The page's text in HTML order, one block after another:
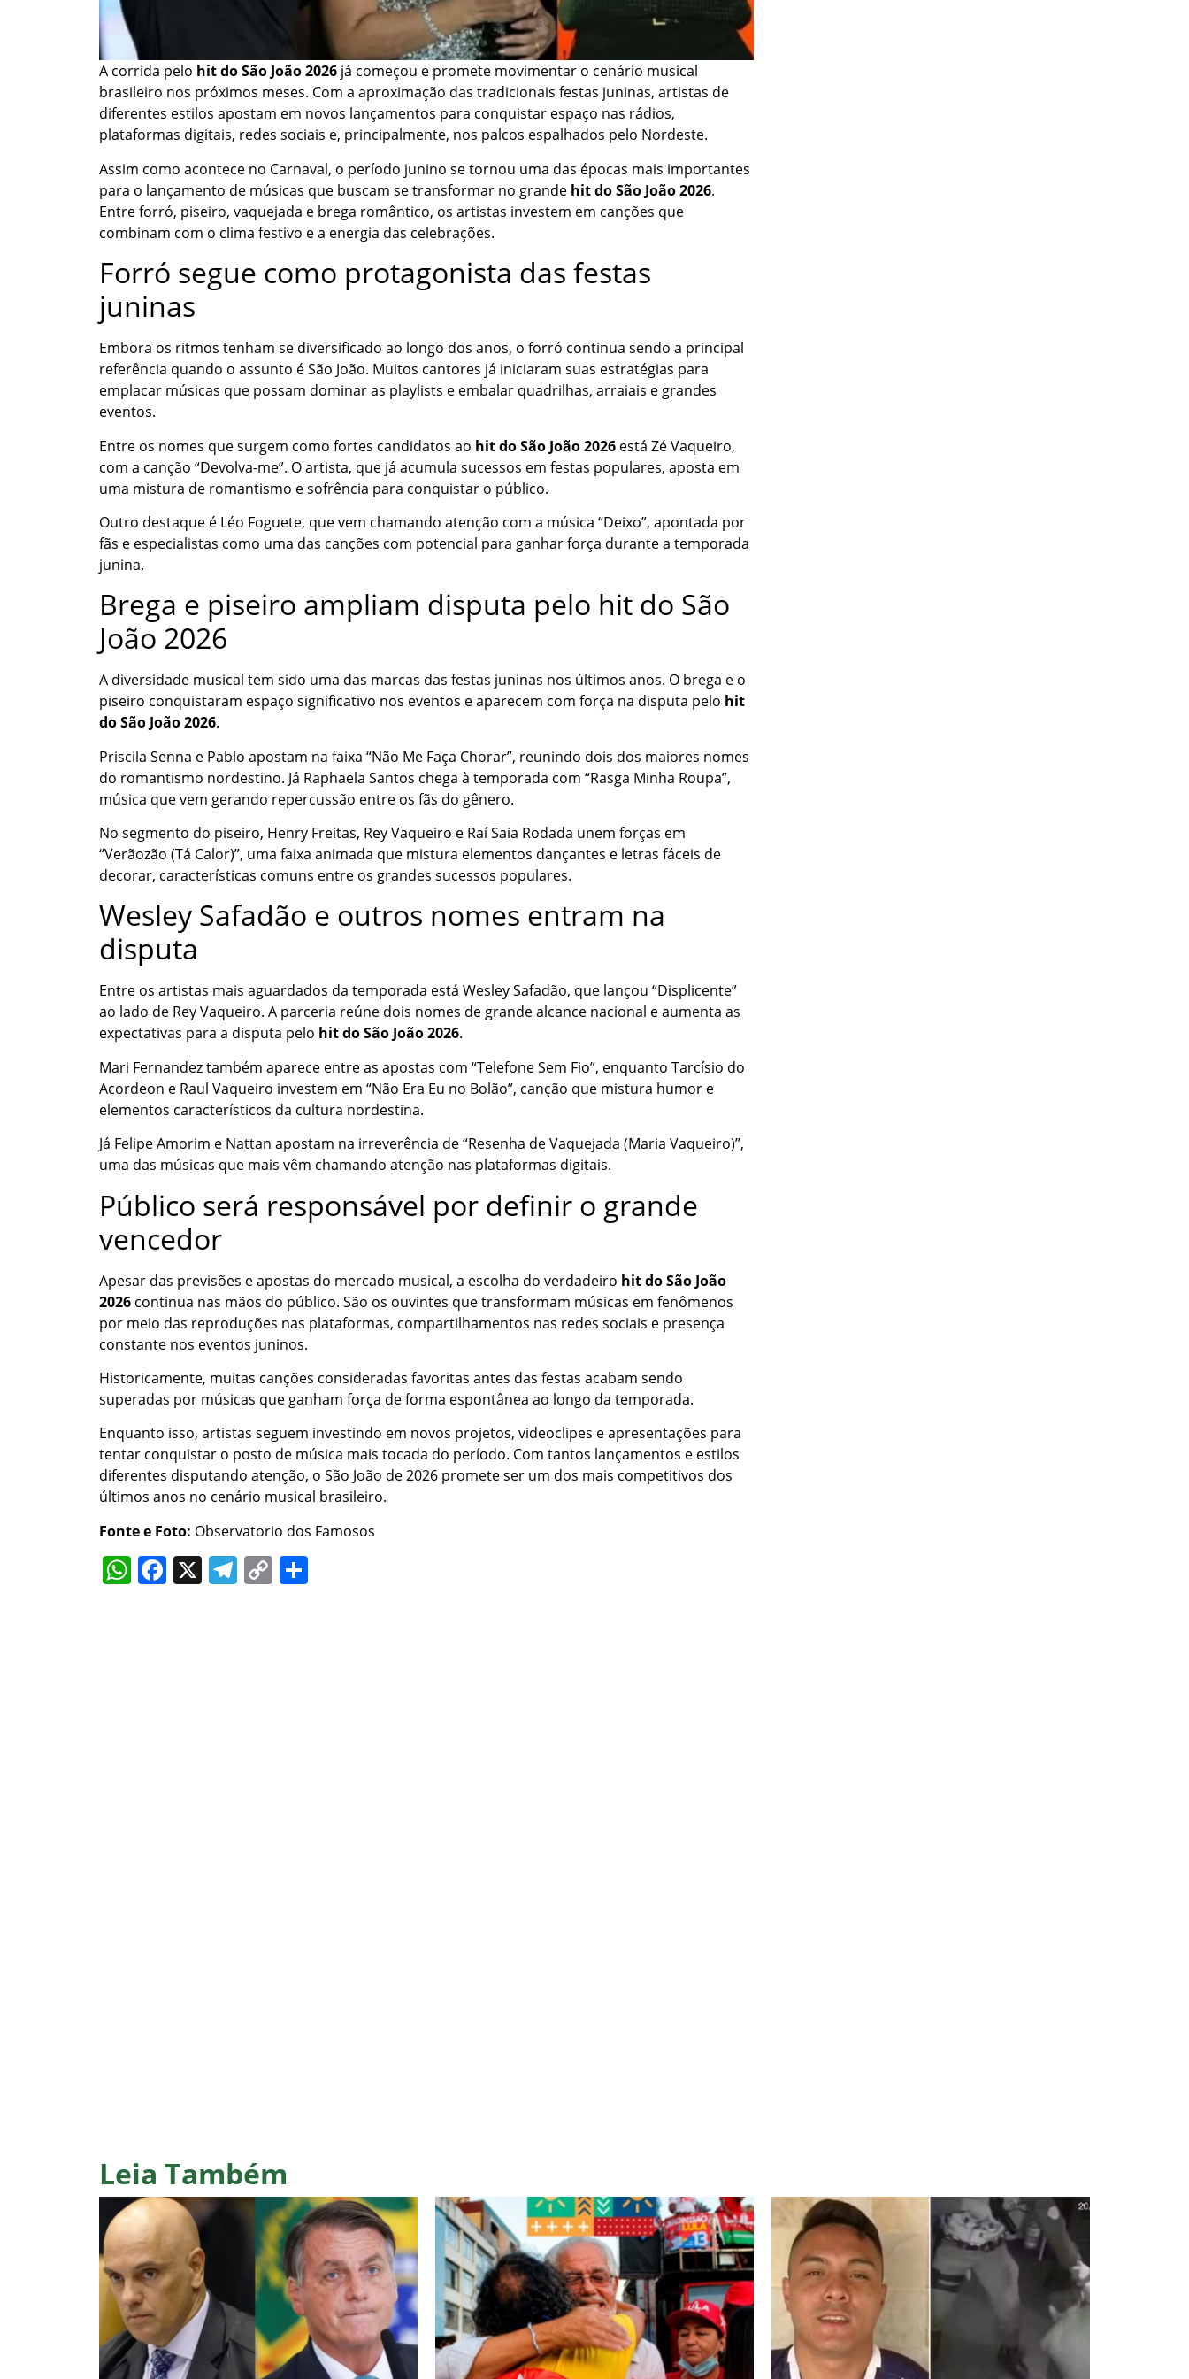
A corrida pelo hit do São João 2026 já começou e promete movimentar o cenário musical
brasileiro nos próximos meses. Com a aproximação das tradicionais festas juninas, artistas de
diferentes estilos apostam em novos lançamentos para conquistar espaço nas rádios,
plataformas digitais, redes sociais e, principalmente, nos palcos espalhados pelo Nordeste.
Assim como acontece no Carnaval, o período junino se tornou uma das épocas mais importantes
para o lançamento de músicas que buscam se transformar no grande hit do São João 2026.
Entre forró, piseiro, vaquejada e brega romântico, os artistas investem em canções que
combinam com o clima festivo e a energia das celebrações.
Forró segue como protagonista das festas
juninas
Embora os ritmos tenham se diversificado ao longo dos anos, o forró continua sendo a principal
referência quando o assunto é São João. Muitos cantores já iniciaram suas estratégias para
emplacar músicas que possam dominar as playlists e embalar quadrilhas, arraiais e grandes
eventos.
Entre os nomes que surgem como fortes candidatos ao hit do São João 2026 está Zé Vaqueiro,
com a canção “Devolva-me”. O artista, que já acumula sucessos em festas populares, aposta em
uma mistura de romantismo e sofrência para conquistar o público.
Outro destaque é Léo Foguete, que vem chamando atenção com a música “Deixo”, apontada por
fãs e especialistas como uma das canções com potencial para ganhar força durante a temporada
junina.
Brega e piseiro ampliam disputa pelo hit do São
João 2026
A diversidade musical tem sido uma das marcas das festas juninas nos últimos anos. O brega e o
piseiro conquistaram espaço significativo nos eventos e aparecem com força na disputa pelo hit
do São João 2026.
Priscila Senna e Pablo apostam na faixa “Não Me Faça Chorar”, reunindo dois dos maiores nomes
do romantismo nordestino. Já Raphaela Santos chega à temporada com “Rasga Minha Roupa”,
música que vem gerando repercussão entre os fãs do gênero.
No segmento do piseiro, Henry Freitas, Rey Vaqueiro e Raí Saia Rodada unem forças em
“Verãozão (Tá Calor)”, uma faixa animada que mistura elementos dançantes e letras fáceis de
decorar, características comuns entre os grandes sucessos populares.
Wesley Safadão e outros nomes entram na
disputa
Entre os artistas mais aguardados da temporada está Wesley Safadão, que lançou “Displicente”
ao lado de Rey Vaqueiro. A parceria reúne dois nomes de grande alcance nacional e aumenta as
expectativas para a disputa pelo hit do São João 2026.
Mari Fernandez também aparece entre as apostas com “Telefone Sem Fio”, enquanto Tarcísio do
Acordeon e Raul Vaqueiro investem em “Não Era Eu no Bolão”, canção que mistura humor e
elementos característicos da cultura nordestina.
Já Felipe Amorim e Nattan apostam na irreverência de “Resenha de Vaquejada (Maria Vaqueiro)”,
uma das músicas que mais vêm chamando atenção nas plataformas digitais.
Público será responsável por definir o grande
vencedor
Apesar das previsões e apostas do mercado musical, a escolha do verdadeiro hit do São João
2026 continua nas mãos do público. São os ouvintes que transformam músicas em fenômenos
por meio das reproduções nas plataformas, compartilhamentos nas redes sociais e presença
constante nos eventos juninos.
Historicamente, muitas canções consideradas favoritas antes das festas acabam sendo
superadas por músicas que ganham força de forma espontânea ao longo da temporada.
Enquanto isso, artistas seguem investindo em novos projetos, videoclipes e apresentações para
tentar conquistar o posto de música mais tocada do período. Com tantos lançamentos e estilos
diferentes disputando atenção, o São João de 2026 promete ser um dos mais competitivos dos
últimos anos no cenário musical brasileiro.
Fonte e Foto: Observatorio dos Famosos
WhatsApp
Facebook
X Telegram
Copy
Leia Também